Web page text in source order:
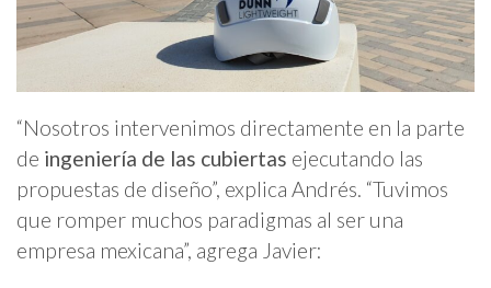
“Nosotros intervenimos directamente en la parte
de ingeniería de las cubiertas ejecutando las
propuestas de diseño”, explica Andrés. “Tuvimos
que romper muchos paradigmas al ser una
empresa mexicana”, agrega Javier: